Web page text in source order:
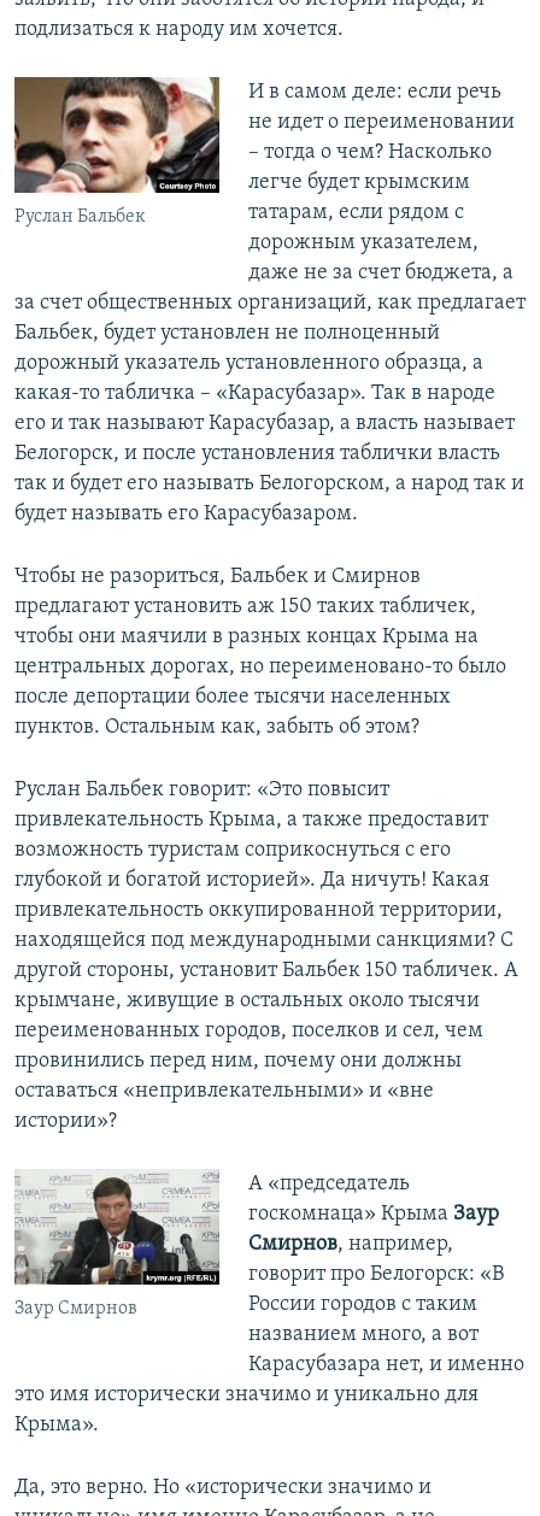
подлизаться к народу им хочется.
Руслан Бальбек
И в самом деле: если речь
не идет о переименовании
– тогда о чем? Насколько
легче будет крымским
татарам, если рядом с
дорожным указателем,
даже не за счет бюджета, а
за счет общественных организаций, как предлагает
Бальбек, будет установлен не полноценный
дорожный указатель установленного образца, а
какая-то табличка – «Карасубазар». Так в народе
его и так называют Карасубазар, а власть называет
Белогорск, и после установления таблички власть
так и будет его называть Белогорском, а народ так и
будет называть его Карасубазаром.
Чтобы не разориться, Бальбек и Смирнов
предлагают установить аж 150 таких табличек,
чтобы они маячили в разных концах Крыма на
центральных дорогах, но переименовано-то было
после депортации более тысячи населенных
пунктов. Остальным как, забыть об этом?
Руслан Бальбек говорит: «Это повысит
привлекательность Крыма, а также предоставит
возможность туристам соприкоснуться с его
глубокой и богатой историей». Да ничуть! Какая
привлекательность оккупированной территории,
находящейся под международными санкциями? С
другой стороны, установит Бальбек 150 табличек. А
крымчане, живущие в остальных около тысячи
переименованных городов, поселков и сел, чем
провинились перед ним, почему они должны
оставаться «непривлекательными» и «вне
истории»?
Заур Смирнов
А «председатель
госкомнаца» Крыма Заур
Смирнов, например,
говорит про Белогорск: «В
России городов с таким
названием много, а вот
Карасубазара нет, и именно
это имя исторически значимо и уникально для
Крыма».
Да, это верно. Но «исторически значимо и